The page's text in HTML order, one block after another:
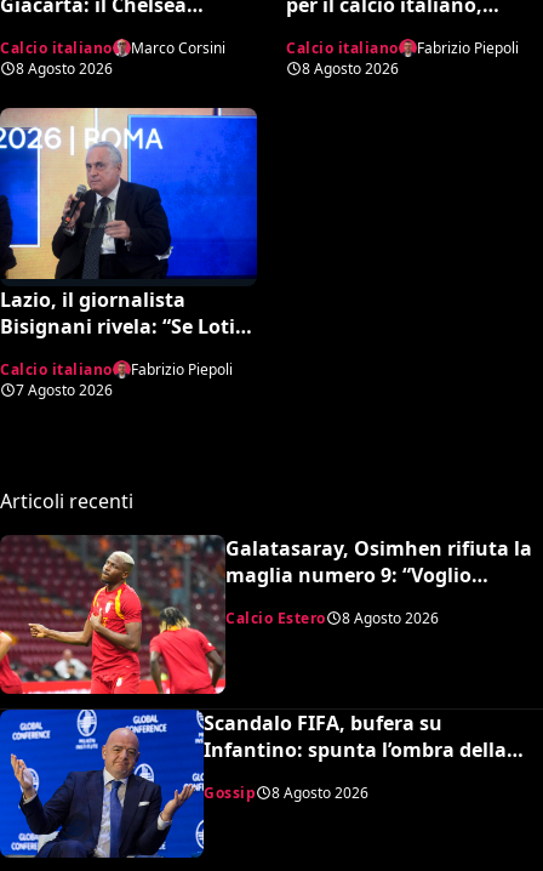
amichevole
Calcio italiano
Marco Corsini
8 Agosto 2026
17enne Riccardo Cassano:
“È come Pirlo e Busquets”
Calcio italiano
Fabrizio Piepoli
8 Agosto 2026
Lazio, il giornalista
Bisignani rivela: “Se Lotito
entro tale data il destino è
segnato”
Calcio italiano
Fabrizio Piepoli
7 Agosto 2026
Articoli recenti
Galatasaray, Osimhen rifiuta la
maglia numero 9: “Voglio
Calcio Estero 8 Agosto 2026
Scandalo FIFA, bufera su
Infantino: spunta l’ombra della
UEFA
Gossip 8 Agosto 2026